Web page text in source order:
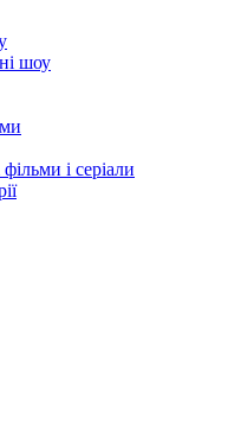
шоу
і серіали